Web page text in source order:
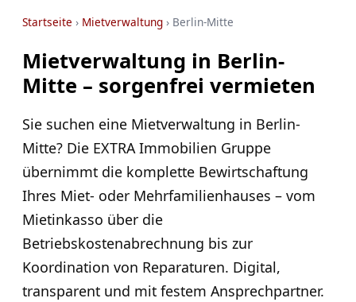
Startseite › Mietverwaltung › Berlin-Mitte
Mietverwaltung in Berlin-
Mitte – sorgenfrei vermieten
Sie suchen eine Mietverwaltung in Berlin-
Mitte? Die EXTRA Immobilien Gruppe
übernimmt die komplette Bewirtschaftung
Ihres Miet- oder Mehrfamilienhauses – vom
Mietinkasso über die
Betriebskostenabrechnung bis zur
Koordination von Reparaturen. Digital,
transparent und mit festem Ansprechpartner.